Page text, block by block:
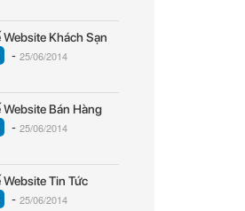
Website Khách Sạn
- 25/06/2014
Website Bán Hàng
- 25/06/2014
Website Tin Tức
- 25/06/2014